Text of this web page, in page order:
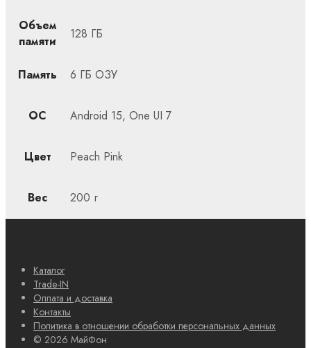
Объем
памяти
128 ГБ
Память 6 ГБ ОЗУ
ОС Android 15, One UI 7
Цвет Peach Pink
Вес 200 г
Каталог
Trade-IN
Оплата и доставка
Контакты
Политика в отношении обработки персональных данных
© 2026 МайФон